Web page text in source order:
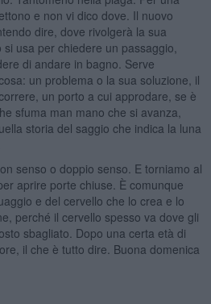
e non vi dico dove. Il nuovo
dire, dove rivolgerà la sua
usa per chiedere un passaggio,
di andare in bagno. Serve
un problema o la sua soluzione, il
un porto a cui approdare, se è
sfuma man mano che si avanza,
storia del saggio che indica la luna
senso o doppio senso. E torniamo al
aprire porte chiuse. È comunque
e del cervello che lo crea e lo
perché il cervello spesso va dove gli
sbagliato. Dopo una certa età di
il che è tutto dire. Buona domenica